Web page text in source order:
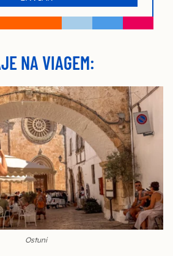
NA VIAGEM:
Ostuni